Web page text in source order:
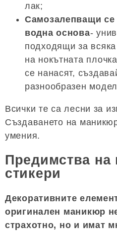
лак;
Самозалепващи се
водна основа-
подходящи за
на нокътната
се нанасят,
разнообразен
Всички те са лесни за
Създаването на
умения.
Предимства на
стикери
Декоративните
оригинален маникюр
страхотно, но и имат